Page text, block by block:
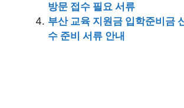
방문 접수 필요 서류
부산 교육 지원금 입학준비금
수 준비 서류 안내